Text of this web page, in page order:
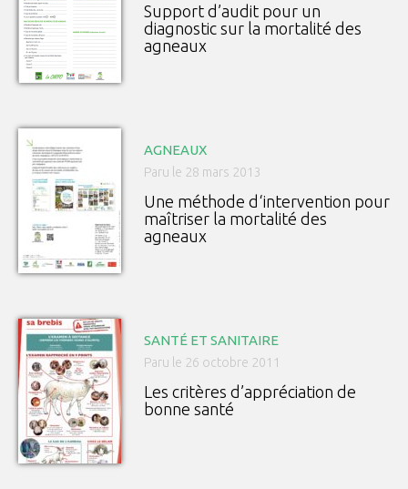
Support d’audit pour un
diagnostic sur la mortalité des
agneaux
AGNEAUX
Paru le 28 mars 2013
Une méthode d‘intervention pour
maîtriser la mortalité des
agneaux
SANTÉ ET SANITAIRE
Paru le 26 octobre 2011
Les critères d’appréciation de
bonne santé